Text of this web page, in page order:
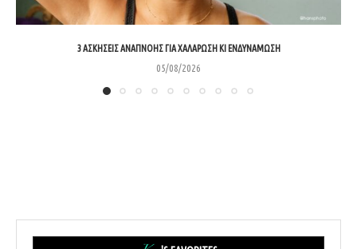
3 ΑΣΚΉΣΕΙΣ ΑΝΑΠΝΟΉΣ ΓΙΑ ΧΑΛΆΡΩΣΗ ΚΙ ΕΝΔΥΝΆΜΩΣΗ
05/08/2026